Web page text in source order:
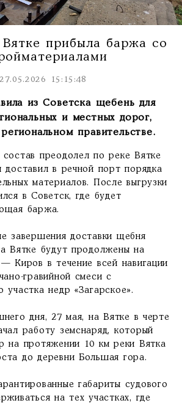
прибыла баржа со
27.05.2026 15:15:48
из Советска щебень для
и местных дорог,
правительстве.
преодолел по реке Вятке
доставил в речной порт порядка
материалов. После выгрузки
в Советск, где будет
баржа.
завершения доставки щебня
Вятке будут продолжены на
Киров в течение всей навигации
гравийной смеси с
участка недр «Загарское».
дня, 27 мая, на Вятке в черте
работу земснаряд, который
на протяжении 10 км реки Вятка
до деревни Большая гора.
габариты судового
на тех участках, где